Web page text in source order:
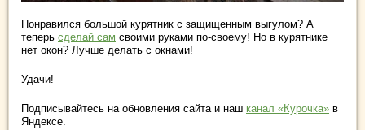
Понравился большой курятник с защищенным выгулом? А
теперь сделай сам своими руками по-своему! Но в курятнике
нет окон? Лучше делать с окнами!
Удачи!
Подписывайтесь на обновления сайта и наш канал «Курочка» в
Яндексе.